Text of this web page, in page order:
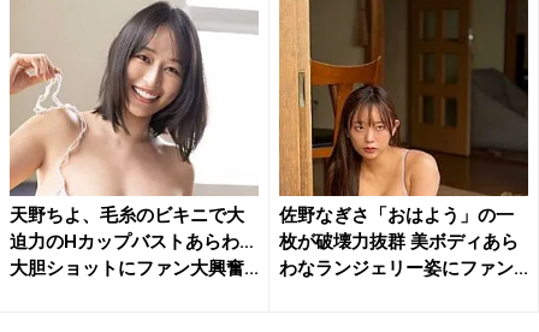
天野ちよ、毛糸のビキニで大
迫力のHカップバストあらわ…
大胆ショットにファン大興奮...
佐野なぎさ「おはよう」の一
枚が破壊力抜群 美ボディあら
わなランジェリー姿にファン...